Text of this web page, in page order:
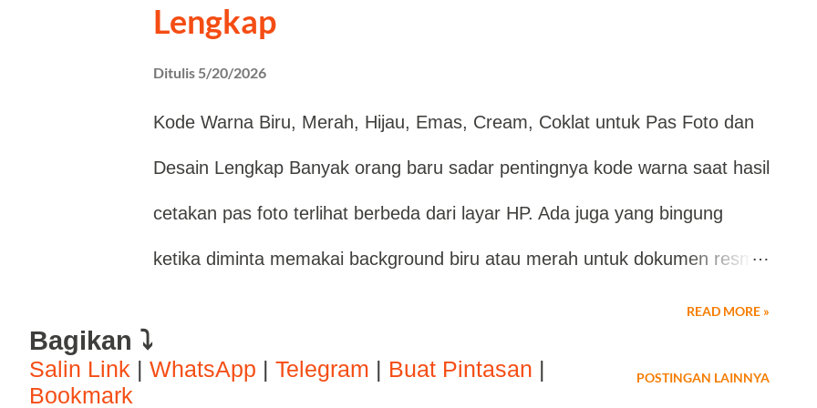
informasi tersebut setelah akun selesai dibuat dan kesempatan itu sudah
lewat. Fenomena ini cukup sering terjadi pada pengguna baru SeaBank.
Mereka fokus pada proses registrasi, verifikasi identitas, dan aktivasi
rekening, tetapi tidak menyadari bahwa terdapat program referral yang
dapat dimanfaatkan saat mendaftar. Karena itulah, memahami cara kerja
kode referral SeaBank menjadi penting...
Lengkap
Ditulis 5/20/2026
Kode Warna Biru, Merah, Hijau, Emas, Cream, Coklat untuk Pas Foto dan
Desain Lengkap Banyak orang baru sadar pentingnya kode warna saat hasil
cetakan pas foto terlihat berbeda dari layar HP. Ada juga yang bingung
ketika diminta memakai background biru atau merah untuk dokumen resmi,
tetapi warna yang dipilih justru terlalu gelap, pucat, atau tidak sesuaiREAD MORE »
POSTINGAN LAINNYA
Bagikan ⤵
Salin Link | WhatsApp | Telegram | Buat Pintasan |
Bookmark